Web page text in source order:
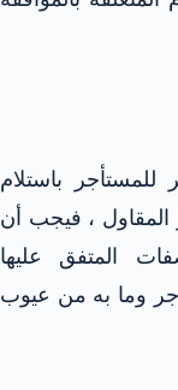
للمستأجر باستلام
المقاول ، فيجب أن
المتفق عليها
وما به من عيوب